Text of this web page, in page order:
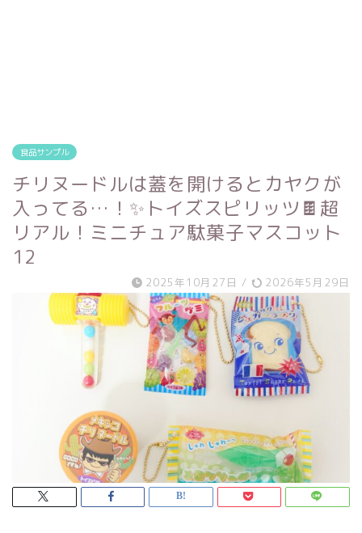
食品サンプル
チリヌードルは蓋を開けるとカヤクが
入ってる…！✨トイズスピリッツ🍫超
リアル！ミニチュア駄菓子マスコット
12
2025年10月27日 / 2026年5月29日